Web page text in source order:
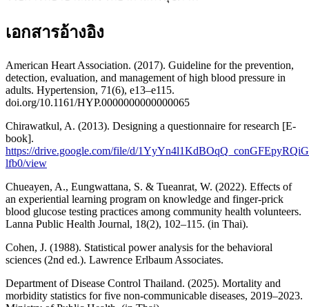
เอกสารอ้างอิง
American Heart Association. (2017). Guideline for the prevention,
detection, evaluation, and management of high blood pressure in
adults. Hypertension, 71(6), e13–e115.
doi.org/10.1161/HYP.0000000000000065
Chirawatkul, A. (2013). Designing a questionnaire for research [E-
book].
https://drive.google.com/file/d/
lfb0/view
Chueayen, A., Eungwattana, S. & Tueanrat, W. (2022). Effects of
an experiential learning program on knowledge and finger-prick
blood glucose testing practices among community health volunteers.
Lanna Public Health Journal, 18(2), 102–115. (in Thai).
Cohen, J. (1988). Statistical power analysis for the behavioral
sciences (2nd ed.). Lawrence Erlbaum Associates.
Department of Disease Control Thailand. (2025). Mortality and
morbidity statistics for five non-communicable diseases, 2019–2023.